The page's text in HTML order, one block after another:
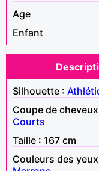
Age
Enfant
Silhouette :
Coupe de
Courts
Taille : 167 cm
Couleurs des